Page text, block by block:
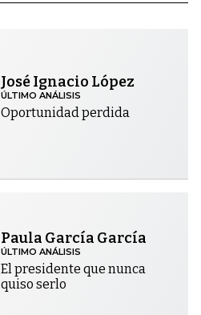
José Ignacio López
ÚLTIMO ANÁLISIS
Oportunidad perdida
Paula García García
ÚLTIMO ANÁLISIS
El presidente que nunca
quiso serlo